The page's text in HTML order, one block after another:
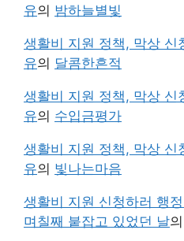
유의 밤하늘별빛
생활비 지원 정책, 막상 신
유의 달콤한흔적
생활비 지원 정책, 막상 신
유의 수입금평가
생활비 지원 정책, 막상 신
유의 빛나는마음
생활비 지원 신청하러 행
며칠째 붙잡고 있었던 날의